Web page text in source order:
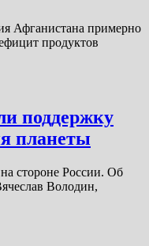
Афганистана примерно
продуктов
поддержку
планеты
стороне России. Об
Володин,